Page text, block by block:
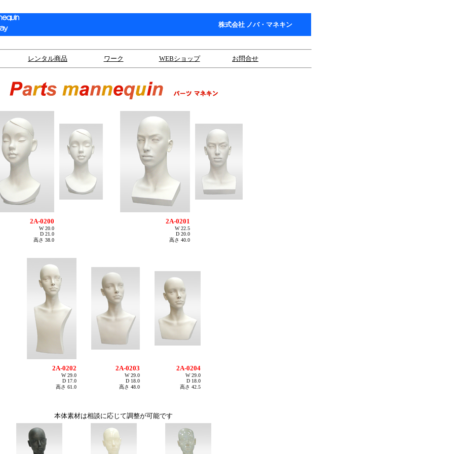
株式会社 ノバ・マネキン
レンタル商品 ワーク WEBショップ お問合せ
2A-0200
W 20.0
D 21.0
高さ 38.0
2A-0201
W 22.5
D 20.0
高さ 40.0
2A-0202
W 29.0
D 17.0
高さ 61.0
2A-0203
W 29.0
D 18.0
高さ 48.0
2A-0204
W 29.0
D 18.0
高さ 42.5
本体素材は相談に応じて調整が可能です